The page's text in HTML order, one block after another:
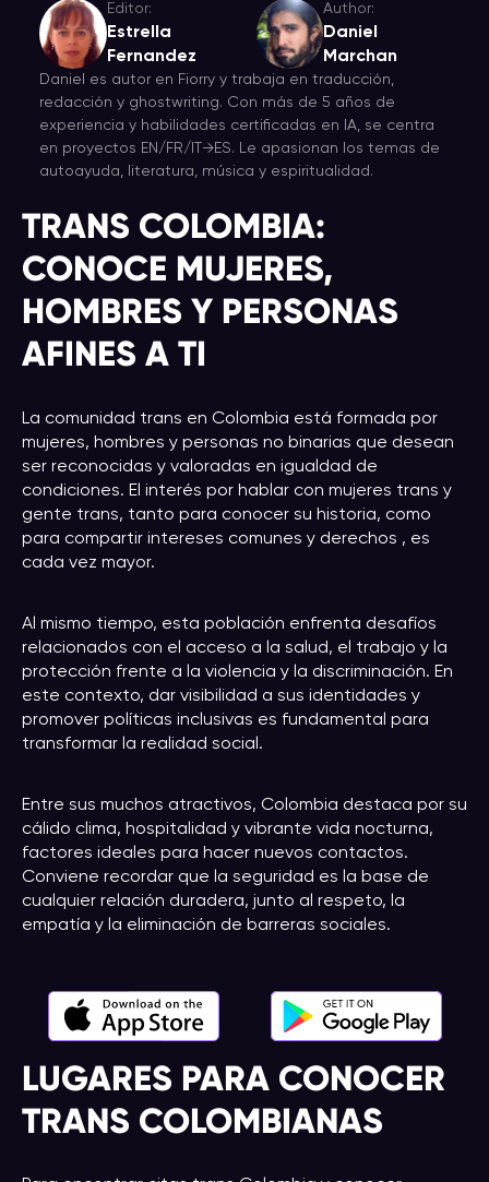
Editor:
Estrella
Fernandez
Author:
Daniel
Marchan
Daniel es autor en Fiorry y trabaja en traducción,
redacción y ghostwriting. Con más de 5 años de
experiencia y habilidades certificadas en IA, se centra
en proyectos EN/FR/IT→ES. Le apasionan los temas de
autoayuda, literatura, música y espiritualidad.
TRANS COLOMBIA:
CONOCE MUJERES,
HOMBRES Y PERSONAS
AFINES A TI
La comunidad trans en Colombia está formada por
mujeres, hombres y personas no binarias que desean
ser reconocidas y valoradas en igualdad de
condiciones. El interés por hablar con mujeres trans y
gente trans, tanto para conocer su historia, como
para compartir intereses comunes y derechos , es
cada vez mayor.
Al mismo tiempo, esta población enfrenta desafíos
relacionados con el acceso a la salud, el trabajo y la
protección frente a la violencia y la discriminación. En
este contexto, dar visibilidad a sus identidades y
promover políticas inclusivas es fundamental para
transformar la realidad social.
Entre sus muchos atractivos, Colombia destaca por su
cálido clima, hospitalidad y vibrante vida nocturna,
factores ideales para hacer nuevos contactos.
Conviene recordar que la seguridad es la base de
cualquier relación duradera, junto al respeto, la
empatía y la eliminación de barreras sociales.
LUGARES PARA CONOCER
TRANS COLOMBIANAS